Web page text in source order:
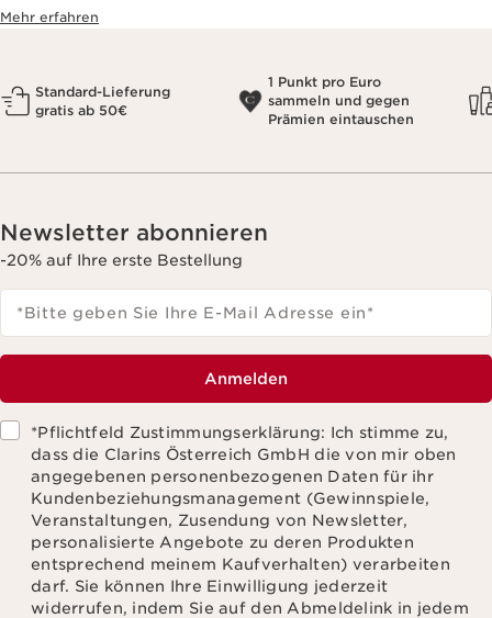
Mehr erfahren
Standard-Lieferung
gratis ab 50€
1 Punkt pro Euro
sammeln und gegen
Prämien eintauschen
Newsletter abonnieren
-20% auf Ihre erste Bestellung
*Bitte geben Sie Ihre E-Mail Adresse ein*
Anmelden
*Pflichtfeld Zustimmungserklärung: Ich stimme zu,
dass die Clarins Österreich GmbH die von mir oben
angegebenen personenbezogenen Daten für ihr
Kundenbeziehungsmanagement (Gewinnspiele,
Veranstaltungen, Zusendung von Newsletter,
personalisierte Angebote zu deren Produkten
entsprechend meinem Kaufverhalten) verarbeiten
darf. Sie können Ihre Einwilligung jederzeit
widerrufen, indem Sie auf den Abmeldelink in jedem